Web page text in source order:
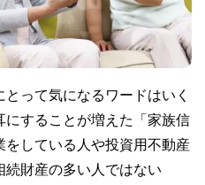
って気になるワードはいく
することが増えた「家族信
している人や投資用不動産
続財産の多い人ではない